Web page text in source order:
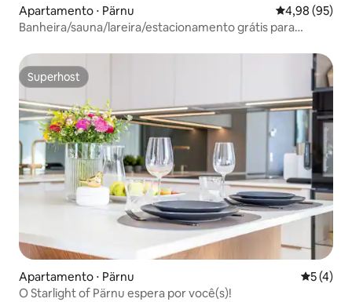
Apartamento ⋅ Pärnu 4,98 de uma
4,98 (95)
Banheira/sauna/lareira/estacionamento grátis para
Superhost
Superhost
Apartamento ⋅ Pärnu 5 de
5 (4)
O Starlight of Pärnu espera por você(s)!